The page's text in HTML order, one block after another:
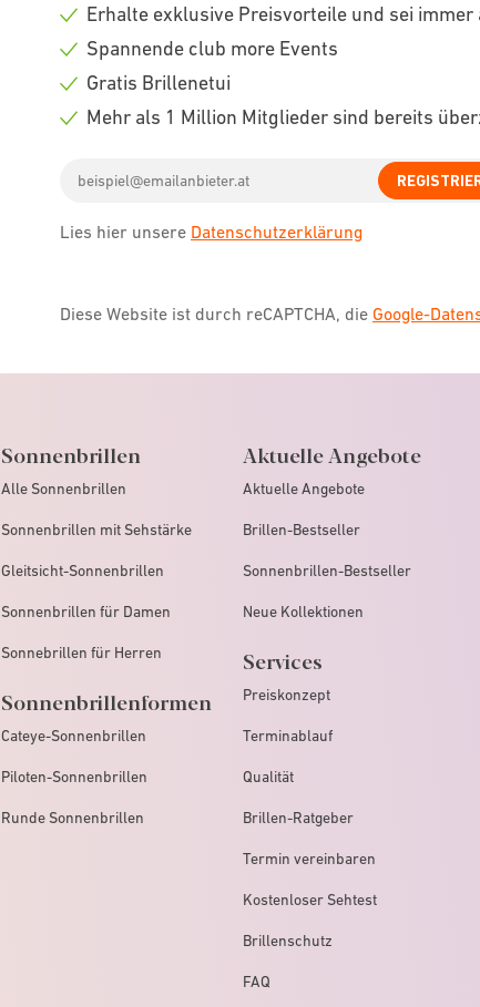
Check
Erhalte exklusive Preisvorteile und sei
Check
Spannende club more Events
Check
Gratis Brillenetui
Mehr als 1 Million Mitglieder sind bereits
address
Lies hier unsere Datenschutzerklärung
Diese Website ist durch reCAPTCHA, die Google-
Sonnenbrillen
Alle Sonnenbrillen
Sonnenbrillen mit Sehstärke
Gleitsicht-Sonnenbrillen
Sonnenbrillen für Damen
Sonnebrillen für Herren
Sonnenbrillenformen
Cateye-Sonnenbrillen
Piloten-Sonnenbrillen
Runde Sonnenbrillen
Aktuelle Angebote
Aktuelle Angebote
Brillen-Bestseller
Sonnenbrillen-Bestseller
Neue Kollektionen
Services
Preiskonzept
Terminablauf
Qualität
Brillen-Ratgeber
Termin vereinbaren
Kostenloser Sehtest
Brillenschutz
FAQ